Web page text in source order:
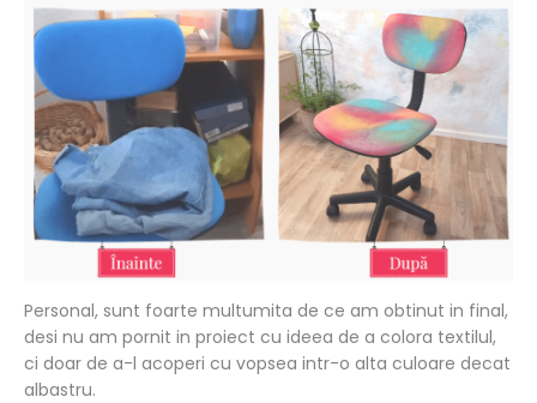
Personal, sunt foarte multumita de ce am obtinut in final,
desi nu am pornit in proiect cu ideea de a colora textilul,
ci doar de a-l acoperi cu vopsea intr-o alta culoare decat
albastru.